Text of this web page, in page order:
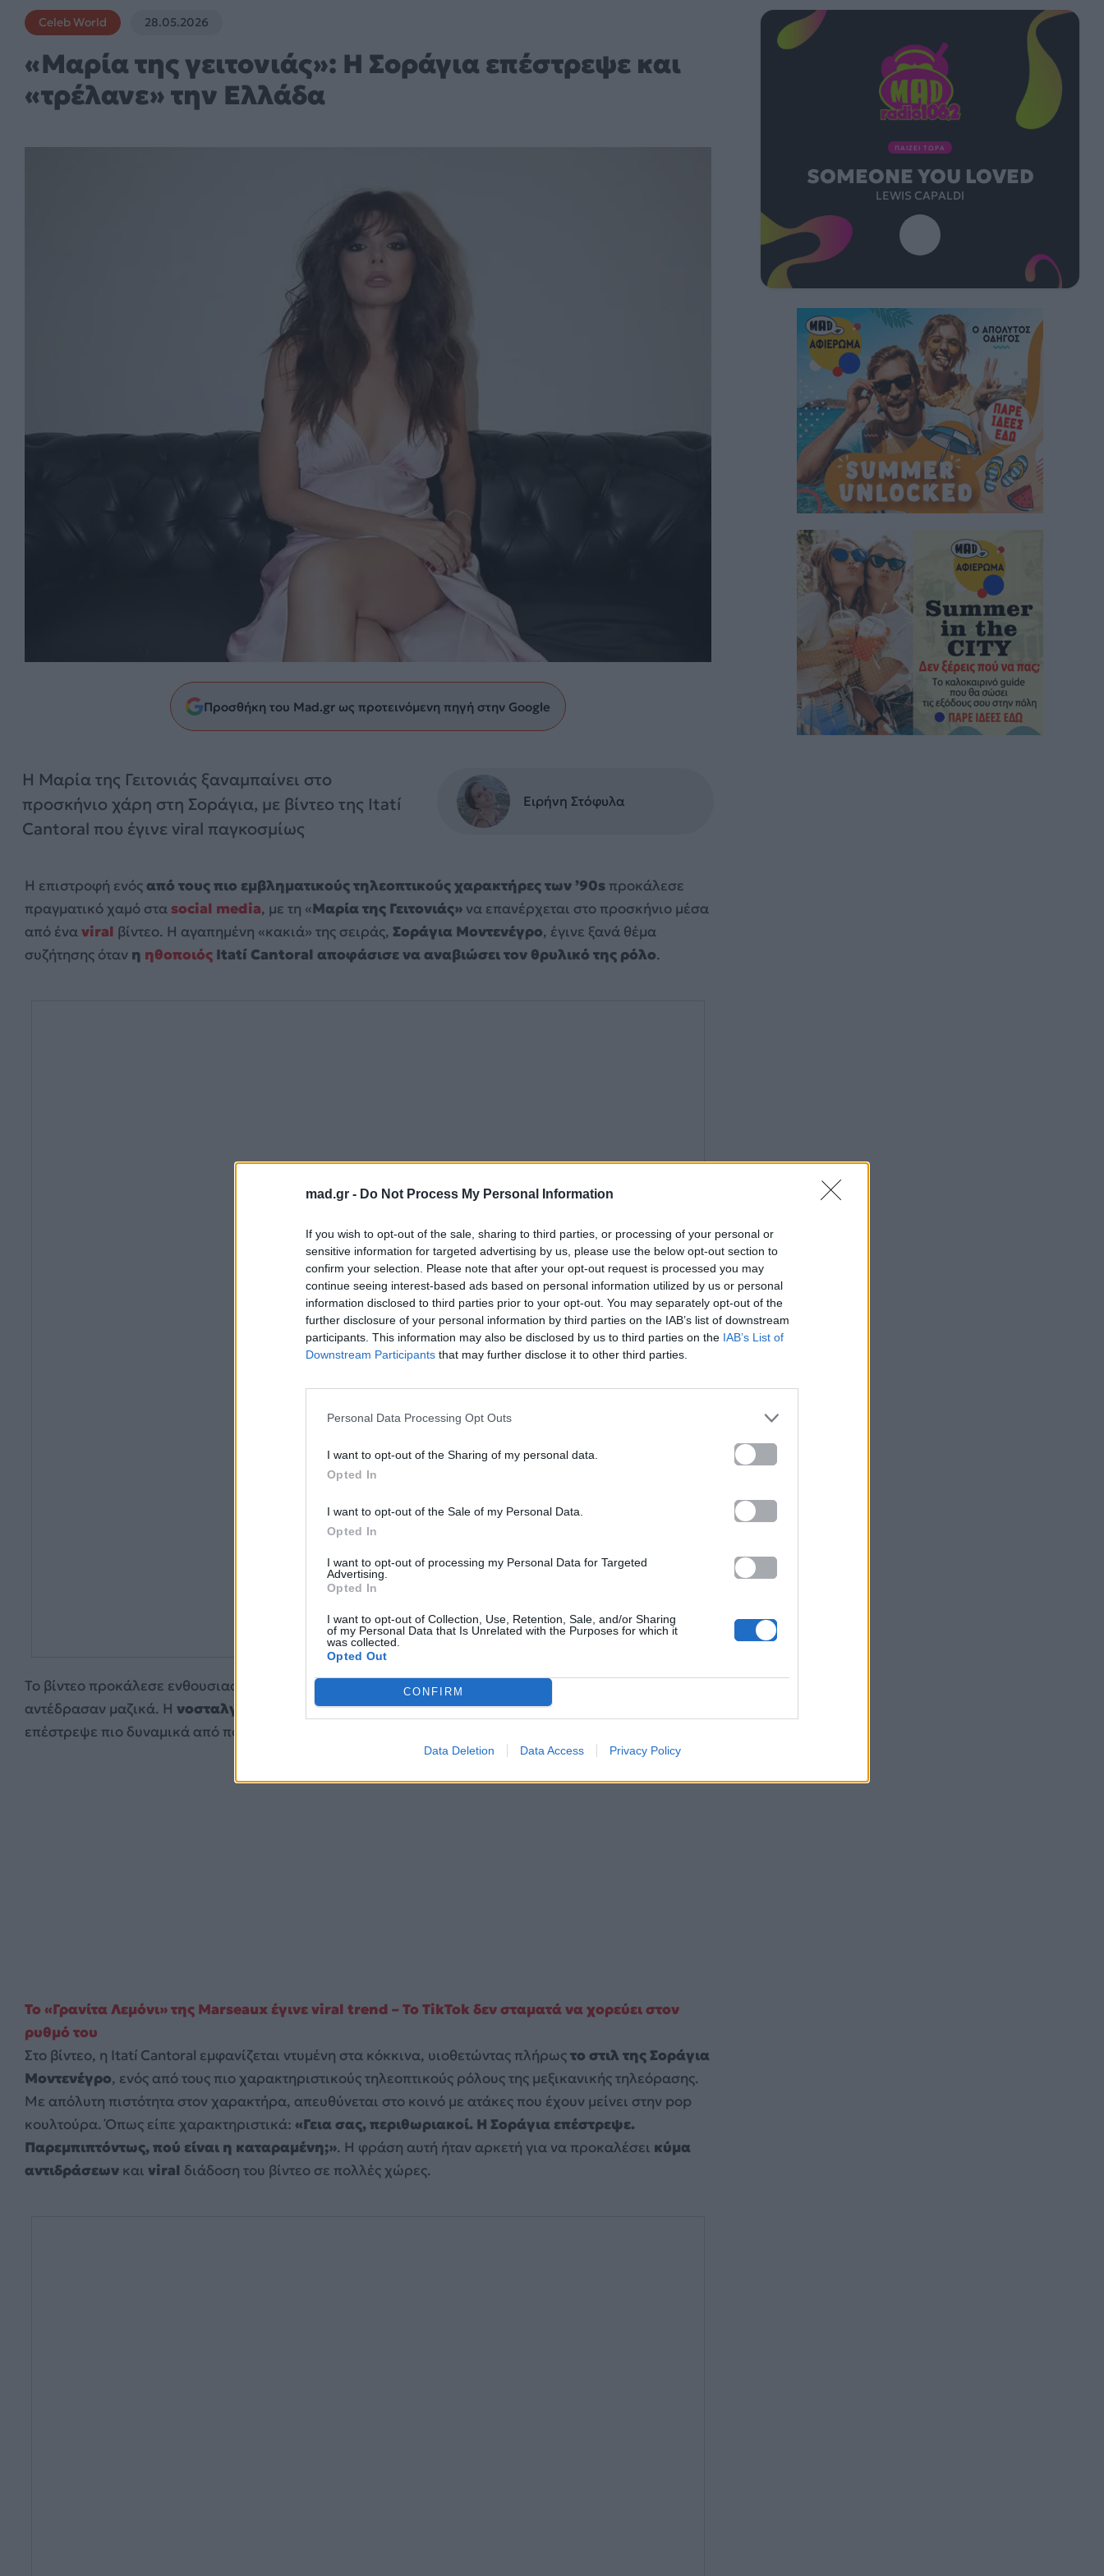
mad.gr - Do Not Process My Personal Information
If you wish to opt-out of the sale, sharing to third parties, or processing of your personal or
sensitive information for targeted advertising by us, please use the below opt-out section to
confirm your selection. Please note that after your opt-out request is processed you may
continue seeing interest-based ads based on personal information utilized by us or personal
information disclosed to third parties prior to your opt-out. You may separately opt-out of the
further disclosure of your personal information by third parties on the IAB’s list of downstream
participants. This information may also be disclosed by us to third parties on the IAB’s List of
Downstream Participants that may further disclose it to other third parties.
Personal Data Processing Opt Outs
I want to opt-out of the Sharing of my personal data.
Opted In
I want to opt-out of the Sale of my Personal Data.
Opted In
I want to opt-out of processing my Personal Data for Targeted
Advertising.
Opted In
I want to opt-out of Collection, Use, Retention, Sale, and/or Sharing
of my Personal Data that Is Unrelated with the Purposes for which it
was collected.
Opted Out
CONFIRM
Data Deletion Data Access Privacy Policy
Celeb World 28.05.2026
«Μαρία της γειτονιάς»: Η Σοράγια επέστρεψε και
«τρέλανε» την Ελλάδα
Προσθήκη του Mad.gr ως προτεινόμενη πηγή στην Google
Η Μαρία της Γειτονιάς ξαναμπαίνει στο
προσκήνιο χάρη στη Σοράγια, με βίντεο της Itatí
Cantoral που έγινε viral παγκοσμίως
Ειρήνη Στόφυλα
Η επιστροφή ενόςαπό τους πιο εμβληματικούς τηλεοπτικούς χαρακτήρες των ’90s προκάλεσε
πραγματικό χαμό στα social media, με τη «Μαρία της Γειτονιάς» να επανέρχεται στο προσκήνιο μέσα
από έναviral βίντεο. Η αγαπημένη «κακιά» της σειράς, Σοράγια Μοντενέγρο, έγινε ξανά θέμα
συζήτησης όταν η ηθοποιός Itatí Cantoral αποφάσισε να αναβιώσει τον θρυλικό της ρόλο.
Το βίντεο προκάλεσε ενθουσιασμό στους Έλληνες χρήστες, που μεγάλωσαν με τη σειρά και
αντέδρασαν μαζικά. Η νοσταλγία
χτύπησε κόκκινο και τα σχόλια πήραν φωτιά. Η τηλεοπτική «κακία»
επέστρεψε πιο δυναμικά από ποτέ.
Το «Γρανίτα Λεμόνι» της Marseaux έγινε viral trend – Το TikTok δεν σταματά να χορεύει στον
ρυθμό του
Στο βίντεο, η Itatí Cantoral εμφανίζεται ντυμένη στα κόκκινα, υιοθετώντας πλήρωςτο στιλ της Σοράγια
Μοντενέγρο, ενός από τους πιο χαρακτηριστικούς τηλεοπτικούς ρόλους της μεξικανικής τηλεόρασης.
Με απόλυτη πιστότητα στον χαρακτήρα, απευθύνεται στο κοινό με ατάκες που έχουν μείνει στην pop
κουλτούρα. Όπως είπε χαρακτηριστικά: «Γεια σας, περιθωριακοί. Η Σοράγια επέστρεψε.
Παρεμπιπτόντως, πού είναι η καταραμένη;». Η φράση αυτή ήταν αρκετή για να προκαλέσει κύμα
αντιδράσεων και viral διάδοση του βίντεο σε πολλές χώρες.
ΠΑΙΖΕΙ ΤΩΡΑ
SOMEONE YOU LOVED
LEWIS CAPALDI